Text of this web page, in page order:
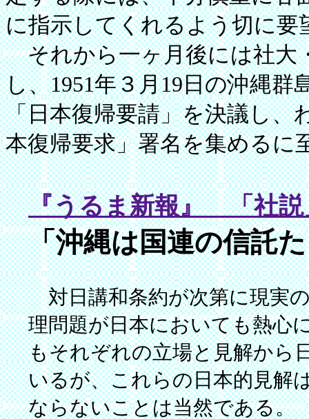
に指示してくれるよう切に要
それから一ヶ月後には社大
し、1951年３月19日の沖縄群
「日本復帰要請」を決議し、
本復帰要求」署名を集めるに
『うるま新報』 「社説
「沖縄は国連の信託
対日講和条約が次第に現実
理問題が日本においても熱心
もそれぞれの立場と見解から
いるが、これらの日本的見解
ならないことは当然である。